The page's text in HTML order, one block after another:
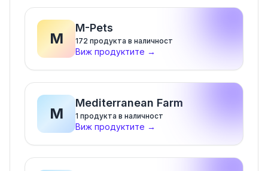
M
M-Pets
172 продукта в наличност
Виж продуктите →
M
Mediterranean Farm
1 продукта в наличност
Виж продуктите →